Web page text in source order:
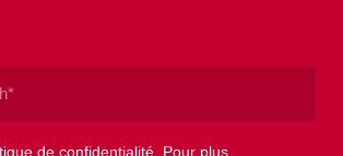
de confidentialité. Pour plus